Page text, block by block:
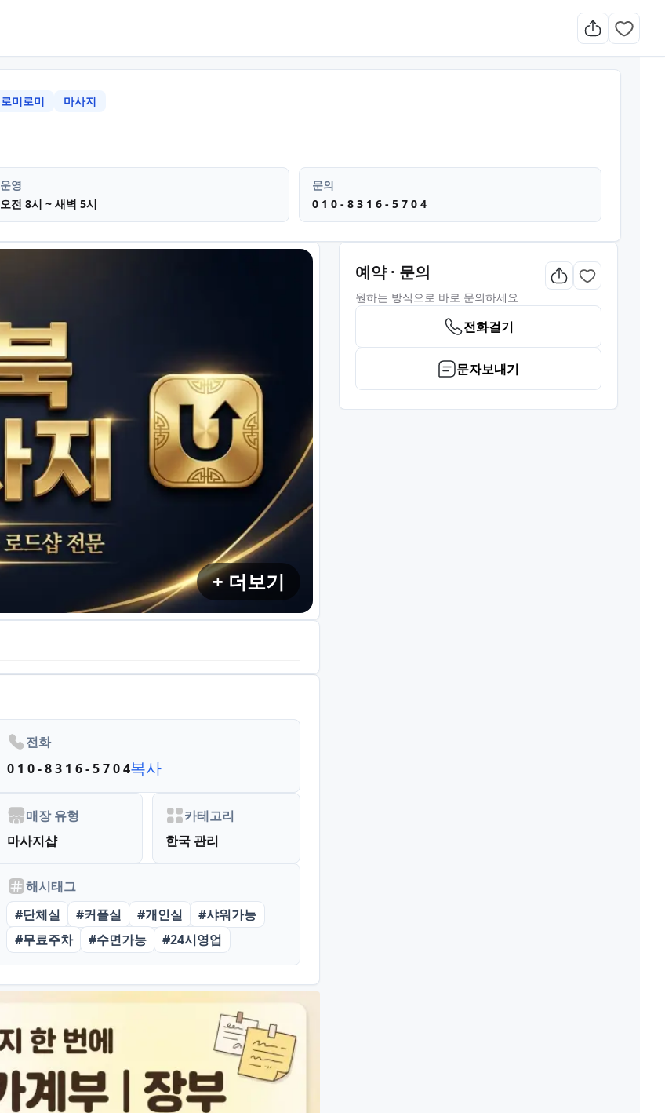
로미로미 마사지
운영
오전 8시 ~ 새벽 5시
문의
0 1 0 - 8 3 1 6 - 5 7 0 4
+ 더보기
전화
0 1 0 - 8 3 1 6 - 5 7 0 4복사
매장 유형
마사지샵
카테고리
한국 관리
해시태그
#단체실 #커플실 #개인실 #샤워가능
#무료주차 #수면가능 #24시영업
예약 · 문의
원하는 방식으로 바로 문의하세요
전화걸기
문자보내기